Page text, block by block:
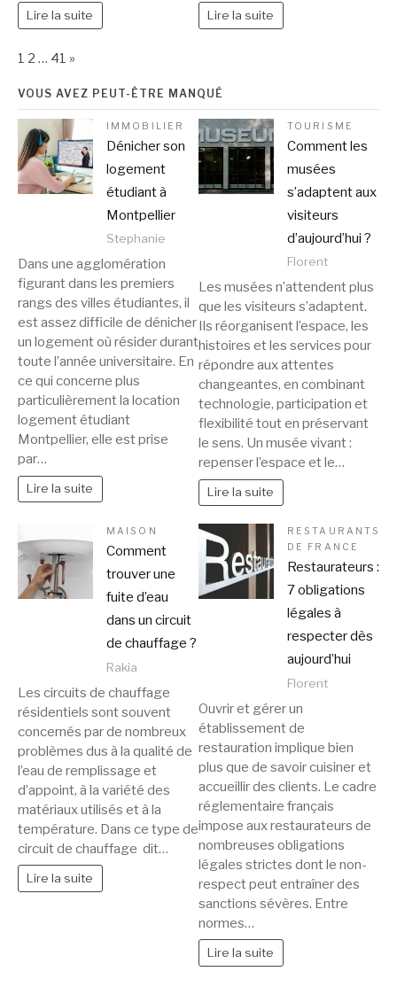
Lire la suite Lire la suite
Page:
1 2 … 41 Next
»
VOUS AVEZ PEUT-ÊTRE MANQUÉ
IMMOBILIER
Dénicher son
logement
étudiant à
Montpellier
Stephanie
Dans une agglomération
figurant dans les premiers
rangs des villes étudiantes, il
est assez difficile de dénicher
un logement où résider durant
toute l’année universitaire. En
ce qui concerne plus
particulièrement la location
logement étudiant
Montpellier, elle est prise
par…
Lire la suite
TOURISME
Comment les
musées
s’adaptent aux
visiteurs
d’aujourd’hui ?
Florent
Les musées n’attendent plus
que les visiteurs s’adaptent.
Ils réorganisent l’espace, les
histoires et les services pour
répondre aux attentes
changeantes, en combinant
technologie, participation et
flexibilité tout en préservant
le sens. Un musée vivant :
repenser l’espace et le…
Lire la suite
MAISON
Comment
trouver une
fuite d’eau
dans un circuit
de chauffage ?
Rakia
Les circuits de chauffage
résidentiels sont souvent
concernés par de nombreux
problèmes dus à la qualité de
l’eau de remplissage et
d’appoint, à la variété des
matériaux utilisés et à la
température. Dans ce type de
circuit de chauffage dit…
Lire la suite
RESTAURANTS
DE FRANCE
Restaurateurs :
7 obligations
légales à
respecter dès
aujourd’hui
Florent
Ouvrir et gérer un
établissement de
restauration implique bien
plus que de savoir cuisiner et
accueillir des clients. Le cadre
réglementaire français
impose aux restaurateurs de
nombreuses obligations
légales strictes dont le non-
respect peut entraîner des
sanctions sévères. Entre
normes…
Lire la suite